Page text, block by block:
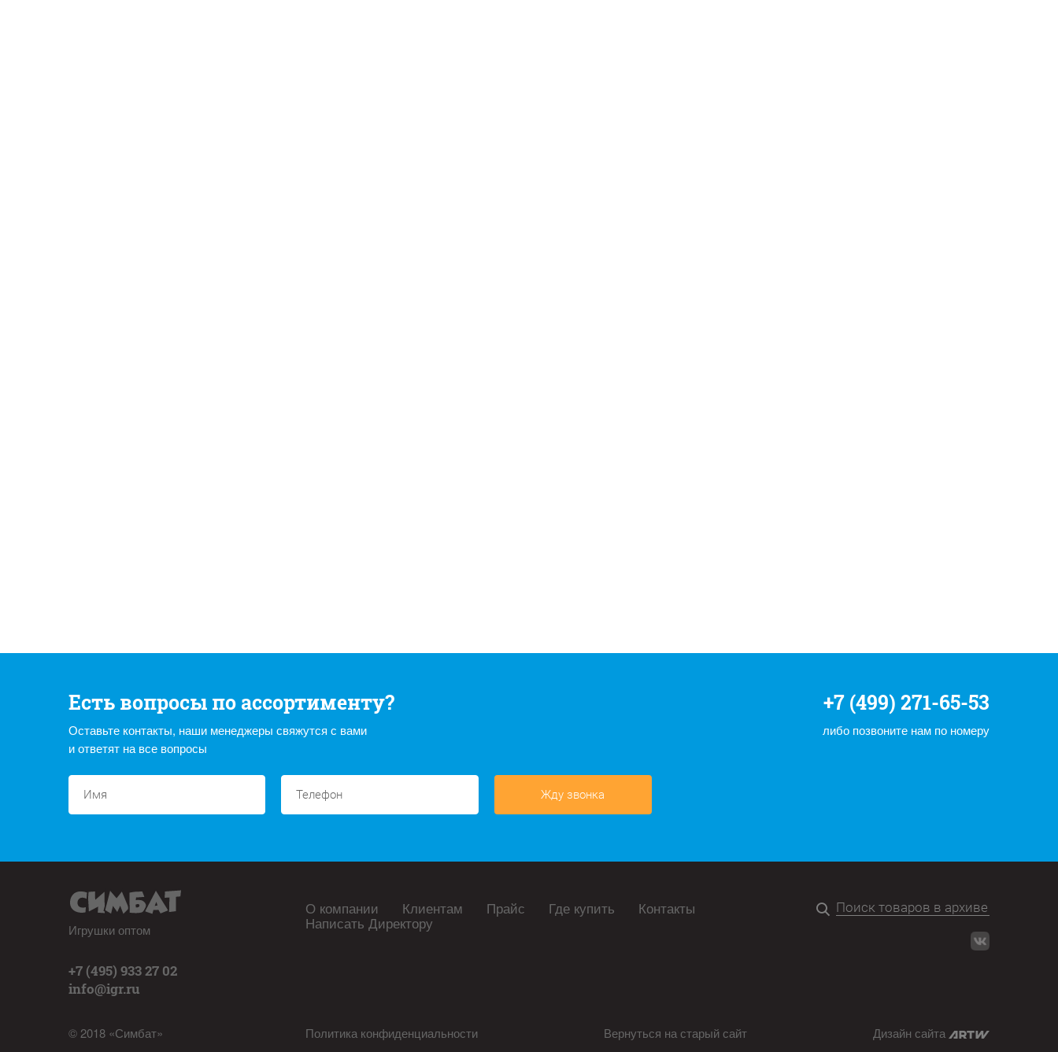
Есть вопросы по ассортименту?
Оставьте контакты, наши менеджеры свяжутся с вами
и ответят на все вопросы
+7 (499) 271-65-53
либо позвоните нам по номеру
Жду звонка
Игрушки оптом
+7 (495) 933 27 02
info@igr.ru
© 2018 «Симбат»
О компании Клиентам Прайс Где купить Контакты
Написать Директору
Политика конфиденциальности Вернуться на старый сайт Дизайн сайта